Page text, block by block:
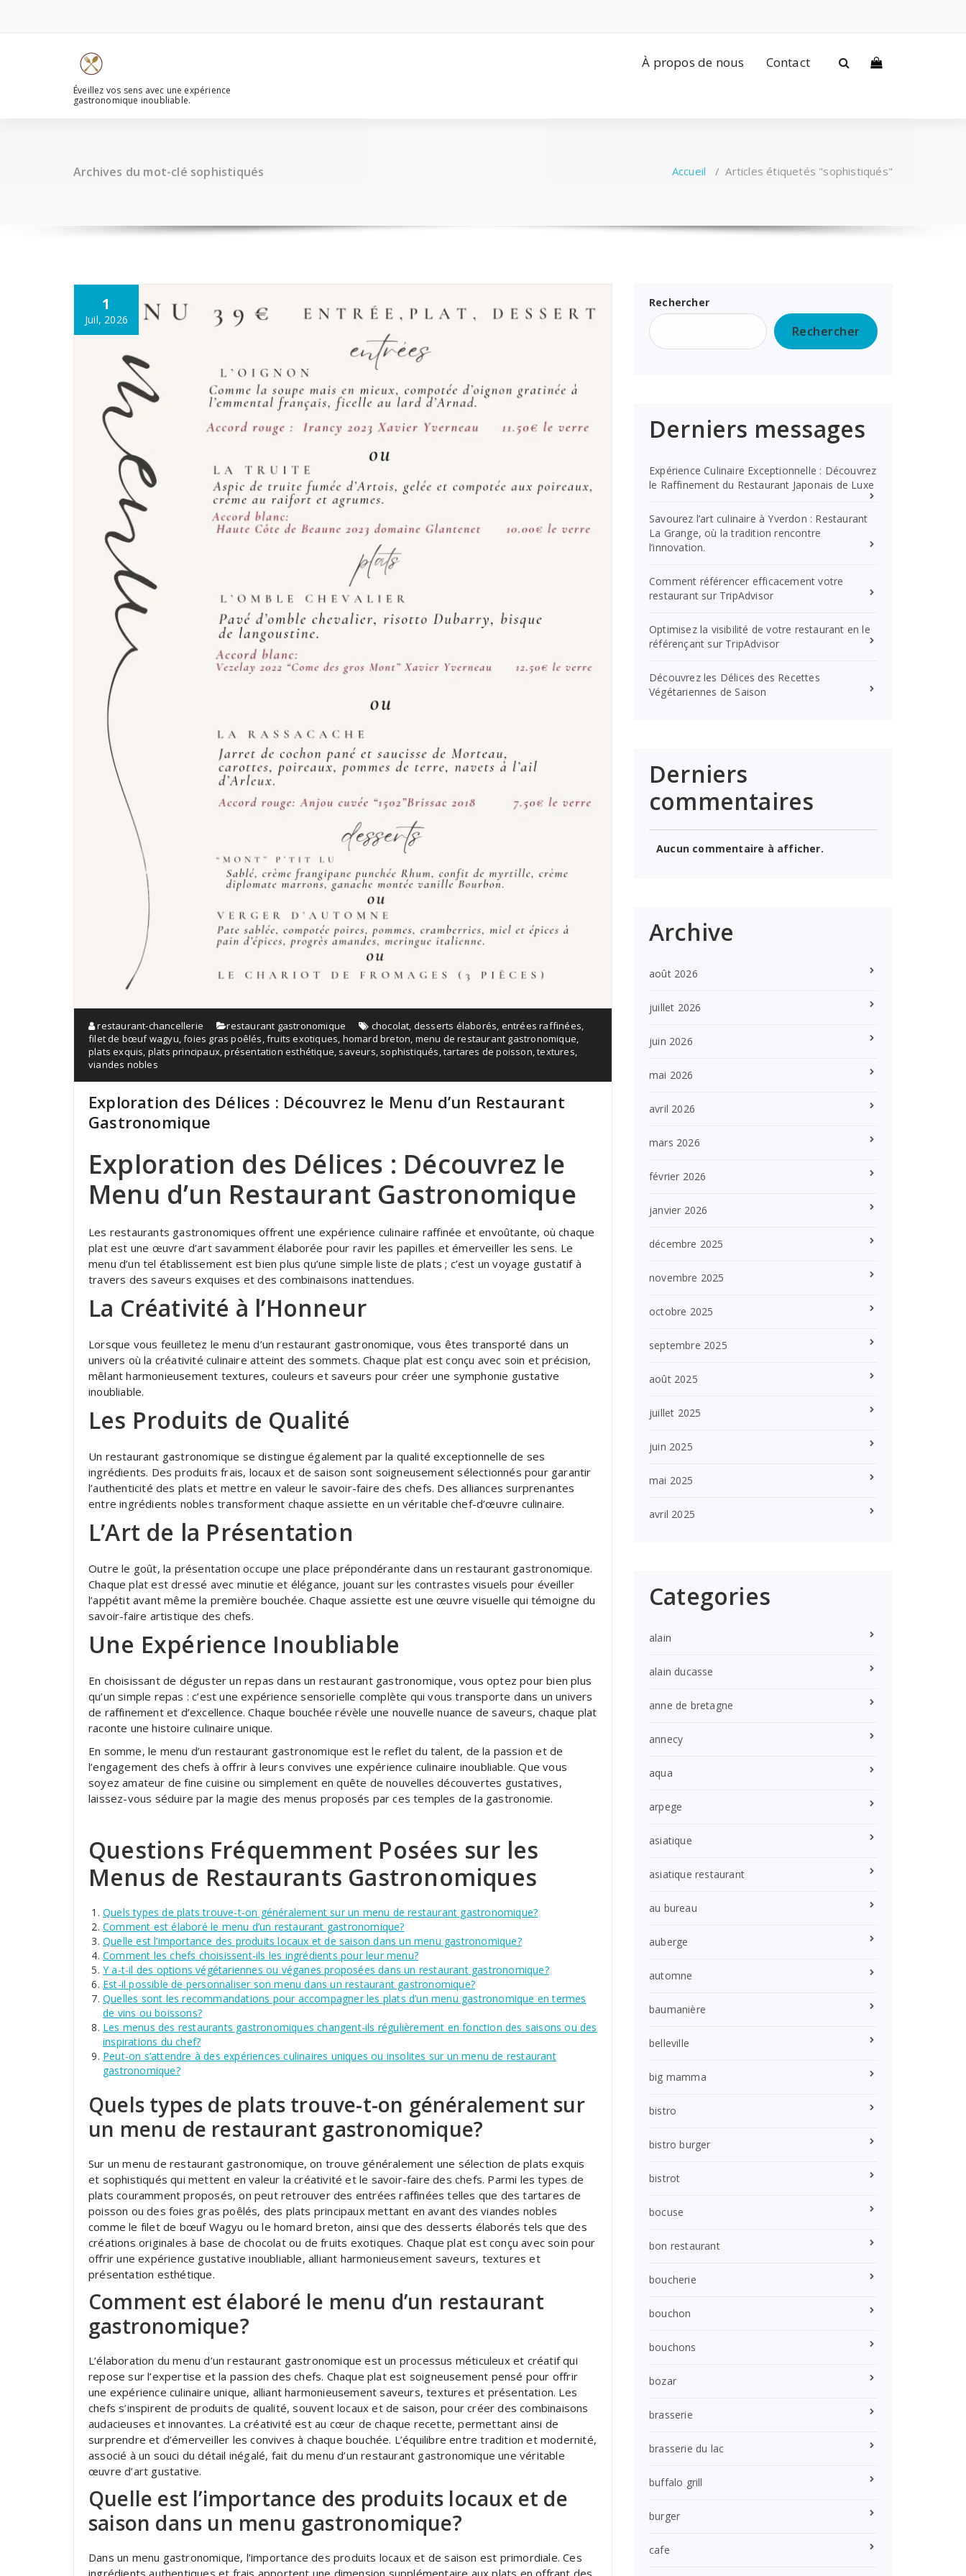
contenu
Éveillez vos sens avec une expérience
gastronomique inoubliable.
À propos de nous Contact
Archives du mot-clé sophistiqués Accueil /Articles étiquetés "sophistiqués"
1
Juil, 2026
restaurant-chancellerie restaurant gastronomique chocolat desserts élaborés entrées raffinées
filet de bœuf wagyu ,foies gras poêlés ,fruits exotiques homard breton menu de restaurant gastronomique
plats exquis plats principaux ,présentation esthétique saveurs sophistiqués ,tartares de poisson ,textures
viandes nobles
Exploration des Délices : Découvrez le Menu d’un Restaurant
Gastronomique
Exploration des Délices : Découvrez le
Menu d’un Restaurant Gastronomique
Les restaurants gastronomiques offrent une expérience culinaire raffinée et envoûtante, où chaque
plat est une œuvre d’art savamment élaborée pour ravir les papilles et émerveiller les sens. Le
menu d’un tel établissement est bien plus qu’une simple liste de plats ; c’est un voyage gustatif à
travers des saveurs exquises et des combinaisons inattendues.
La Créativité à l’Honneur
Lorsque vous feuilletez le menu d’un restaurant gastronomique, vous êtes transporté dans un
univers où la créativité culinaire atteint des sommets. Chaque plat est conçu avec soin et précision,
mêlant harmonieusement textures, couleurs et saveurs pour créer une symphonie gustative
inoubliable.
Les Produits de Qualité
Un restaurant gastronomique se distingue également par la qualité exceptionnelle de ses
ingrédients. Des produits frais, locaux et de saison sont soigneusement sélectionnés pour garantir
l’authenticité des plats et mettre en valeur le savoir-faire des chefs. Des alliances surprenantes
entre ingrédients nobles transforment chaque assiette en un véritable chef-d’œuvre culinaire.
L’Art de la Présentation
Outre le goût, la présentation occupe une place prépondérante dans un restaurant gastronomique.
Chaque plat est dressé avec minutie et élégance, jouant sur les contrastes visuels pour éveiller
l’appétit avant même la première bouchée. Chaque assiette est une œuvre visuelle qui témoigne du
savoir-faire artistique des chefs.
Une Expérience Inoubliable
En choisissant de déguster un repas dans un restaurant gastronomique, vous optez pour bien plus
qu’un simple repas : c’est une expérience sensorielle complète qui vous transporte dans un univers
de raffinement et d’excellence. Chaque bouchée révèle une nouvelle nuance de saveurs, chaque plat
raconte une histoire culinaire unique.
En somme, le menu d’un restaurant gastronomique est le reflet du talent, de la passion et de
l’engagement des chefs à offrir à leurs convives une expérience culinaire inoubliable. Que vous
soyez amateur de fine cuisine ou simplement en quête de nouvelles découvertes gustatives,
laissez-vous séduire par la magie des menus proposés par ces temples de la gastronomie.
Questions Fréquemment Posées sur les
Menus de Restaurants Gastronomiques
Quels types de plats trouve-t-on généralement sur un menu de restaurant gastronomique?
Comment est élaboré le menu d’un restaurant gastronomique?
Quelle est l’importance des produits locaux et de saison dans un menu gastronomique?
Comment les chefs choisissent-ils les ingrédients pour leur menu?
Y a-t-il des options végétariennes ou véganes proposées dans un restaurant gastronomique?
Est-il possible de personnaliser son menu dans un restaurant gastronomique?
Quelles sont les recommandations pour accompagner les plats d’un menu gastronomique en termes
de vins ou boissons?
Les menus des restaurants gastronomiques changent-ils régulièrement en fonction des saisons ou des
inspirations du chef?
Peut-on s’attendre à des expériences culinaires uniques ou insolites sur un menu de restaurant
gastronomique?
Quels types de plats trouve-t-on généralement sur
un menu de restaurant gastronomique?
Sur un menu de restaurant gastronomique, on trouve généralement une sélection de plats exquis
et sophistiqués qui mettent en valeur la créativité et le savoir-faire des chefs. Parmi les types de
plats couramment proposés, on peut retrouver des entrées raffinées telles que des tartares de
poisson ou des foies gras poêlés, des plats principaux mettant en avant des viandes nobles
comme le filet de bœuf Wagyu ou le homard breton, ainsi que des desserts élaborés tels que des
créations originales à base de chocolat ou de fruits exotiques. Chaque plat est conçu avec soin pour
offrir une expérience gustative inoubliable, alliant harmonieusement saveurs, textures et
présentation esthétique.
Comment est élaboré le menu d’un restaurant
gastronomique?
L’élaboration du menu d’un restaurant gastronomique est un processus méticuleux et créatif qui
repose sur l’expertise et la passion des chefs. Chaque plat est soigneusement pensé pour offrir
une expérience culinaire unique, alliant harmonieusement saveurs, textures et présentation. Les
chefs s’inspirent de produits de qualité, souvent locaux et de saison, pour créer des combinaisons
audacieuses et innovantes. La créativité est au cœur de chaque recette, permettant ainsi de
surprendre et d’émerveiller les convives à chaque bouchée. L’équilibre entre tradition et modernité,
associé à un souci du détail inégalé, fait du menu d’un restaurant gastronomique une véritable
œuvre d’art gustative.
Quelle est l’importance des produits locaux et de
saison dans un menu gastronomique?
Dans un menu gastronomique, l’importance des produits locaux et de saison est primordiale. Ces
ingrédients authentiques et frais apportent une dimension supplémentaire aux plats en offrant des
Rechercher
Rechercher
Derniers messages
Expérience Culinaire Exceptionnelle : Découvrez
le Raffinement du Restaurant Japonais de Luxe
Savourez l’art culinaire à Yverdon : Restaurant
La Grange, où la tradition rencontre
l’innovation.
Comment référencer efficacement votre
restaurant sur TripAdvisor
Optimisez la visibilité de votre restaurant en le
référençant sur TripAdvisor
Découvrez les Délices des Recettes
Végétariennes de Saison
Derniers
commentaires
Aucun commentaire à afficher.
Archive
août 2026
juillet 2026
juin 2026
mai 2026
avril 2026
mars 2026
février 2026
janvier 2026
décembre 2025
novembre 2025
octobre 2025
septembre 2025
août 2025
juillet 2025
juin 2025
mai 2025
avril 2025
Categories
alain
alain ducasse
anne de bretagne
annecy
aqua
arpege
asiatique
asiatique restaurant
au bureau
auberge
automne
baumanière
belleville
big mamma
bistro
bistro burger
bistrot
bocuse
bon restaurant
boucherie
bouchon
bouchons
bozar
brasserie
brasserie du lac
buffalo grill
burger
cafe